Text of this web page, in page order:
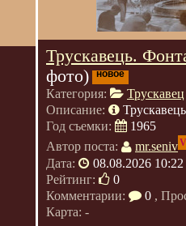
Трускавець.
фото)
новое
Категория:
Трускавец
Описание:
Год съемки:
1965
Автор поста:
mr.seniv
Дата:
08.08.2026 10:22
Рейтинг:
0
Комментарии:
0 ,
Карта: -